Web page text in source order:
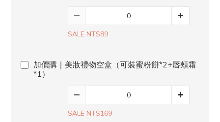
SALE NT$89
加價購｜美妝禮物空盒（可裝蜜粉餅*2+唇頰霜
*1）
SALE NT$169